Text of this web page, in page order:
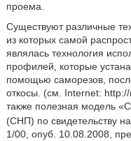
проема.
Существуют различные
из которых самой
являлась технология
профилей, которые
помощью саморезов,
откосы. (см. Internet:
также полезная модель
(СНП) по свидетельству
1/00, опуб. 10.08.2008,